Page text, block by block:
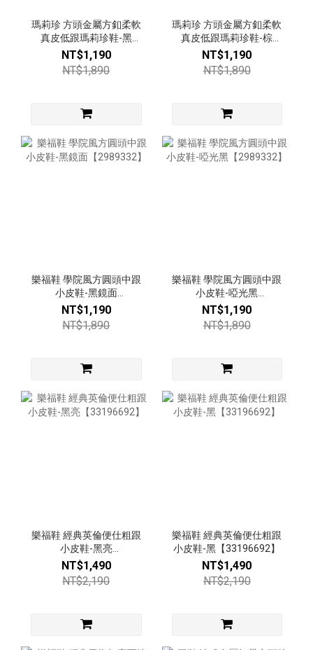
瑪莉珍 方頭金屬方釦柔軟
真皮低跟瑪莉珍鞋-黑
【29226392】
NT$1,190
NT$1,890
瑪莉珍 方頭金屬方釦柔軟
真皮低跟瑪莉珍鞋-棕
【29226392】
NT$1,190
NT$1,890
樂福鞋 學院風方圓頭中跟
小皮鞋-黑鏡面
【2989332】
NT$1,190
NT$1,890
樂福鞋 學院風方圓頭中跟
小皮鞋-啞光黑
【2989332】
NT$1,190
NT$1,890
樂福鞋 經典英倫便仕粗跟
小皮鞋-黑亮
【33196692】
NT$1,490
NT$2,190
樂福鞋 經典英倫便仕粗跟
小皮鞋-黑【33196692】
NT$1,490
NT$2,190